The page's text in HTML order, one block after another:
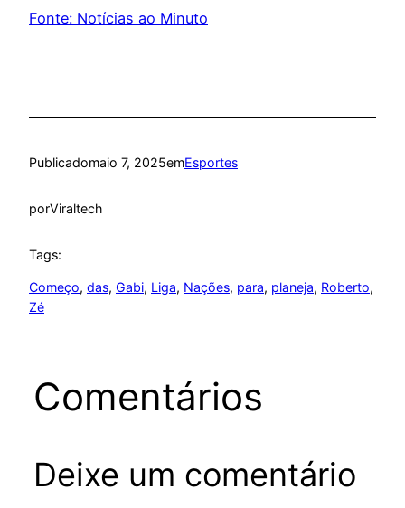
Fonte: Notícias ao Minuto
Publicadomaio 7, 2025emEsportes
porViraltech
Tags:
Começo, das, Gabi, Liga, Nações, para, planeja, Roberto
Zé
Comentários
Deixe um comentário